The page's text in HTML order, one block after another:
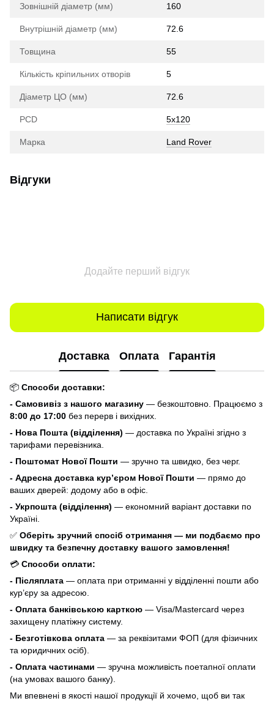
Зовнішній діаметр (мм) 160
Внутрішній діаметр (мм) 72.6
Товщина 55
Кількість кріпильних отворів 5
Діаметр ЦО (мм) 72.6
PCD 5x120
Марка Land Rover
Відгуки
Додайте перший відгук
Написати відгук
Доставка Оплата Гарантія
📦 Способи доставки:
- Самовивіз з нашого магазину — безкоштовно. Працюємо з
8:00 до 17:00 без перерв і вихідних.
- Нова Пошта (відділення) — доставка по Україні згідно з
тарифами перевізника.
- Поштомат Нової Пошти — зручно та швидко, без черг.
- Адресна доставка кур’єром Нової Пошти — прямо до
ваших дверей: додому або в офіс.
- Укрпошта (відділення) — економний варіант доставки по
Україні.
✅ Оберіть зручний спосіб отримання — ми подбаємо про
швидку та безпечну доставку вашого замовлення!
💳 Способи оплати:
- Післяплата — оплата при отриманні у відділенні пошти або
кур’єру за адресою.
- Оплата банківською карткою — Visa/Mastercard через
захищену платіжну систему.
- Безготівкова оплата — за реквізитами ФОП (для фізичних
та юридичних осіб).
- Оплата частинами — зручна можливість поетапної оплати
(на умовах вашого банку).
Ми впевнені в якості нашої продукції й хочемо, щоб ви так